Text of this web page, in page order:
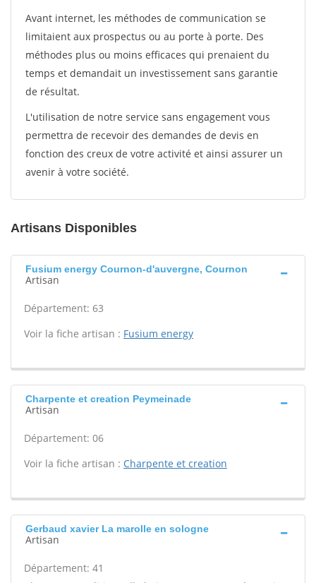
Avant internet, les méthodes de communication se
limitaient aux prospectus ou au porte à porte. Des
méthodes plus ou moins efficaces qui prenaient du
temps et demandait un investissement sans garantie
de résultat.
L'utilisation de notre service sans engagement vous
permettra de recevoir des demandes de devis en
fonction des creux de votre activité et ainsi assurer un
avenir à votre société.
Artisans Disponibles
Fusium energy Cournon-d'auvergne, Cournon
Artisan
Département: 63
Voir la fiche artisan : Fusium energy
Charpente et creation Peymeinade
Artisan
Département: 06
Voir la fiche artisan : Charpente et creation
Gerbaud xavier La marolle en sologne
Artisan
Département: 41